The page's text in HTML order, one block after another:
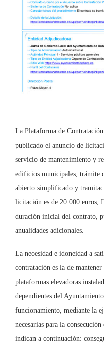
La Plataforma de
publicado el anuncio de
servicio de mantenimiento y
edificios municipales, trámite
abierto simplificado y
licitación es de 20.000 euros,
duración inicial del contrato,
anualidades adicionales.
La necesidad e idoneidad a
contratación es la de
plataformas elevadoras
dependientes del
funcionamiento, mediante la
necesarias para la
indican a continuación: